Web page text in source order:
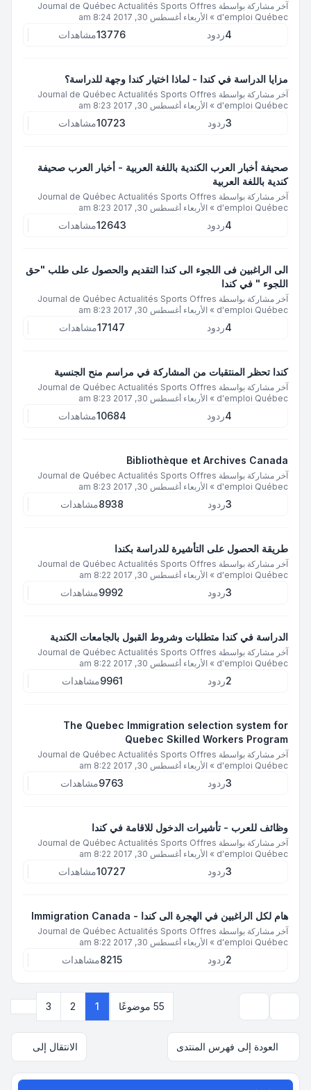
آخر مشاركة بواسطة Journal de Québec Actualités Sports Offres
d'emploi Québec
» الأربعاء أغسطس 30, 2017 8:24 am
4ردود 13776مشاهدات
مزايا الدراسة في كندا - لماذا اختيار كندا وجهة للدراسة؟
آخر مشاركة بواسطة Journal de Québec Actualités Sports Offres
d'emploi Québec
» الأربعاء أغسطس 30, 2017 8:23 am
3ردود 10723مشاهدات
صحيفة أخبار العرب الكندية باللغة العربية - أخبار العرب صحيفة
كندية باللغة العربية
آخر مشاركة بواسطة Journal de Québec Actualités Sports Offres
d'emploi Québec
» الأربعاء أغسطس 30, 2017 8:23 am
4ردود 12643مشاهدات
الى الراغبين فى اللجوء الى كندا التقديم والحصول على طلب "حق
اللجوء " في كندا
آخر مشاركة بواسطة Journal de Québec Actualités Sports Offres
d'emploi Québec
» الأربعاء أغسطس 30, 2017 8:23 am
4ردود 17147مشاهدات
كندا تحظر المنتقبات من المشاركة في مراسم منح الجنسية
آخر مشاركة بواسطة Journal de Québec Actualités Sports Offres
d'emploi Québec
» الأربعاء أغسطس 30, 2017 8:23 am
4ردود 10684مشاهدات
Bibliothèque et Archives Canada
آخر مشاركة بواسطة Journal de Québec Actualités Sports Offres
d'emploi Québec
» الأربعاء أغسطس 30, 2017 8:23 am
3ردود 8938مشاهدات
طريقة الحصول على التأشيرة للدراسة بكندا
آخر مشاركة بواسطة Journal de Québec Actualités Sports Offres
d'emploi Québec
» الأربعاء أغسطس 30, 2017 8:22 am
3ردود 9992مشاهدات
الدراسة في كندا متطلبات وشروط القبول بالجامعات الكندية
آخر مشاركة بواسطة Journal de Québec Actualités Sports Offres
d'emploi Québec
» الأربعاء أغسطس 30, 2017 8:22 am
2ردود 9961مشاهدات
The Quebec Immigration selection system for
Quebec Skilled Workers Program
آخر مشاركة بواسطة Journal de Québec Actualités Sports Offres
d'emploi Québec
» الأربعاء أغسطس 30, 2017 8:22 am
3ردود 9763مشاهدات
وظائف للعرب - تأشيرات الدخول للاقامة في كندا
آخر مشاركة بواسطة Journal de Québec Actualités Sports Offres
d'emploi Québec
» الأربعاء أغسطس 30, 2017 8:22 am
3ردود 10727مشاهدات
هام لكل الراغبين في الهجرة الى كندا - Immigration Canada
آخر مشاركة بواسطة Journal de Québec Actualités Sports Offres
d'emploi Québec
» الأربعاء أغسطس 30, 2017 8:22 am
2ردود 8215مشاهدات
55 موضوعًا 1
2
3
العودة إلى فهرس المنتدى الانتقال إلى